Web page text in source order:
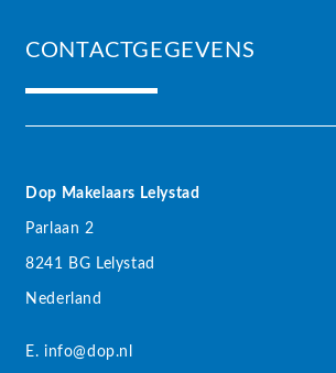
CONTACTGEGEVENS
Dop Makelaars Lelystad
Parlaan 2
8241 BG Lelystad
Nederland
E. info@dop.nl